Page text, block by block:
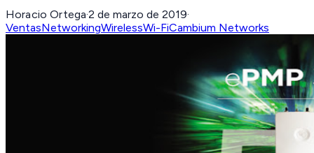
Horacio Ortega·2 de marzo de 2019·
VentasNetworkingWirelessWi-FiCambium Networks